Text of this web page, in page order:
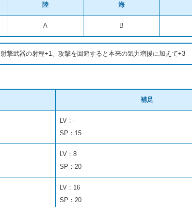
陸 海
A B
射撃武器の射程+1、攻撃を回避すると本来の気力増援に加えて+3
補足
LV：-
SP：15
LV：8
SP：20
LV：16
SP：20